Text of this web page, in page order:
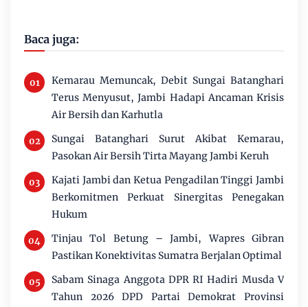
Baca juga:
Kemarau Memuncak, Debit Sungai Batanghari
Terus Menyusut, Jambi Hadapi Ancaman Krisis
Air Bersih dan Karhutla
Sungai Batanghari Surut Akibat Kemarau,
Pasokan Air Bersih Tirta Mayang Jambi Keruh
Kajati Jambi dan Ketua Pengadilan Tinggi Jambi
Berkomitmen Perkuat Sinergitas Penegakan
Hukum
Tinjau Tol Betung – Jambi, Wapres Gibran
Pastikan Konektivitas Sumatra Berjalan Optimal
Sabam Sinaga Anggota DPR RI Hadiri Musda V
Tahun 2026 DPD Partai Demokrat Provinsi